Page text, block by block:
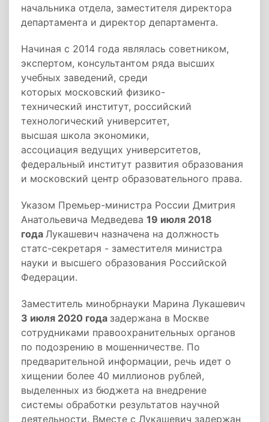
начальника отдела, заместителя директора
департамента и директор департамента.
Начиная с 2014 года являлась советником,
экспертом, консультантом ряда высших
учебных заведений, среди
которых московский физико-
технический институт, российский
технологический университет,
высшая школа экономики,
ассоциация ведущих университетов,
федеральный институт развития образования
и московский центр образовательного права.
Указом Премьер-министра России Дмитрия
Анатольевича Медведева 19 июля 2018
года Лукашевич назначена на должность
статс-секретаря - заместителя министра
науки и высшего образования Российской
Федерации.
Заместитель минобрнауки Марина Лукашевич
3 июля 2020 года задержана в Москве
сотрудниками правоохранительных органов
по подозрению в мошенничестве. По
предварительной информации, речь идет о
хищении более 40 миллионов рублей,
выделенных из бюджета на внедрение
системы обработки результатов научной
деятельности. Вместе с Лукашевич задержан